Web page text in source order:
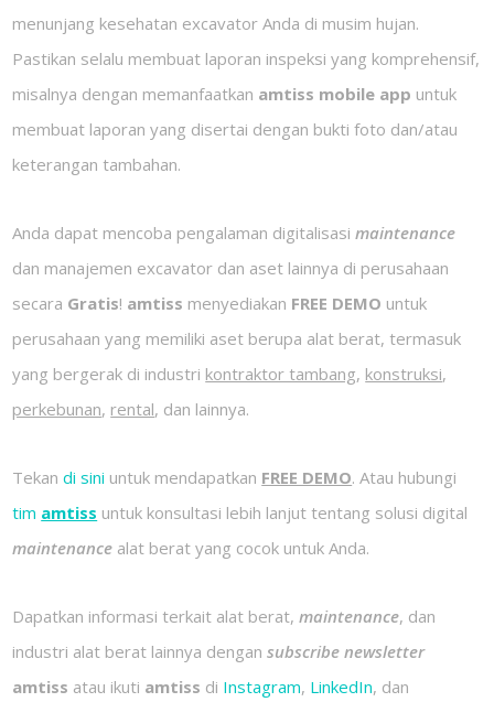
menunjang kesehatan excavator Anda di musim hujan.
Pastikan selalu membuat laporan inspeksi yang komprehensif,
misalnya dengan memanfaatkan amtiss mobile app untuk
membuat laporan yang disertai dengan bukti foto dan/atau
keterangan tambahan.
Anda dapat mencoba pengalaman digitalisasimaintenance
dan manajemen excavator dan aset lainnya di perusahaan
secara Gratis! amtiss menyediakan FREE DEMO untuk
perusahaan yang memiliki aset berupa alat berat, termasuk
yang bergerak di industri kontraktor tambang, konstruksi,
perkebunan, rental, dan lainnya.
Tekan di sini untuk mendapatkan FREE DEMO. Atau hubungi
tim amtiss untuk konsultasi lebih lanjut tentang solusi digital
maintenance alat berat yang cocok untuk Anda.
Dapatkan informasi terkait alat berat,maintenance, dan
industri alat berat lainnya dengansubscribe newsletter
amtiss atau ikuti amtiss di Instagram, LinkedIn, dan